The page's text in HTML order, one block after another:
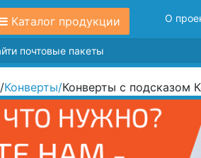
Каталог продукции О
/Конверты/Конверты с подсказом